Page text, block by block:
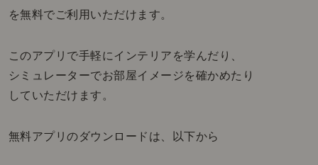
を無料でご利用いただけます。
このアプリで手軽にインテリアを学んだり、
シミュレーターでお部屋イメージを確かめたり
していただけます。
無料アプリのダウンロードは、以下から